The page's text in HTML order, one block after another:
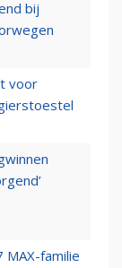
bij
voor
MAX-familie